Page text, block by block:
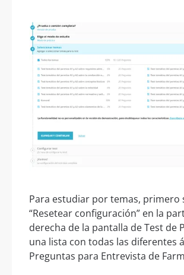
Para estudiar por temas, primero
“Resetear configuración” en la
derecha de la pantalla de Test de
una lista con todas las diferentes
Preguntas para Entrevista de